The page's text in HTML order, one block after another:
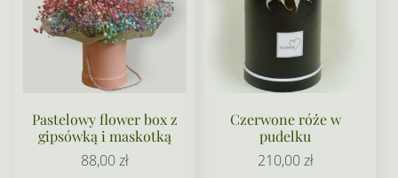
Pastelowy flower box z
gipsówką i maskotką
88,00zł
Czerwone róże w
pudelku
210,00zł